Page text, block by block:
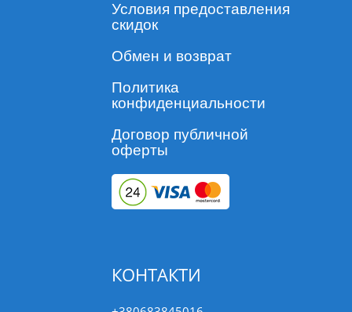
Условия предоставления
скидок
Обмен и возврат
Политика
конфиденциальности
Договор публичной
оферты
КОНТАКТИ